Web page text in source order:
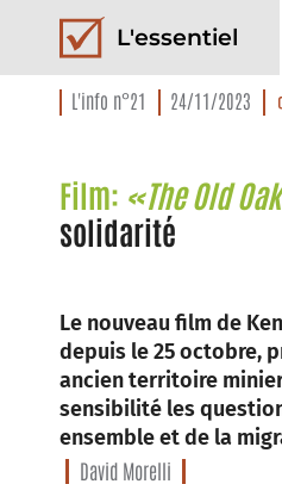
L'essentiel
L'info n°21 24/11/2023
Film: «The Old
solidarité
Le nouveau film de
depuis le 25 octobre,
ancien territoire
sensibilité les
ensemble et de la
David Morelli